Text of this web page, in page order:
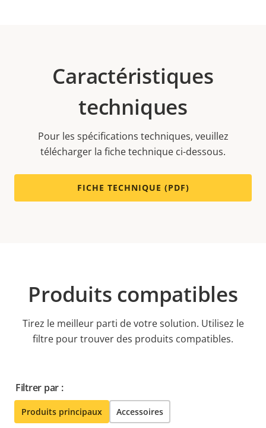
Caractéristiques
techniques
Pour les spécifications techniques, veuillez
télécharger la fiche technique ci-dessous.
FICHE TECHNIQUE (PDF)
Produits compatibles
Tirez le meilleur parti de votre solution. Utilisez le
filtre pour trouver des produits compatibles.
Filtrer par :
Produits principaux Accessoires